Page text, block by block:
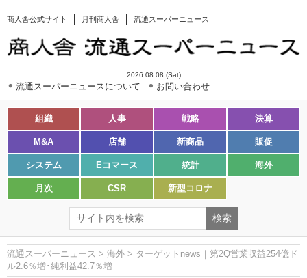
商人舎公式サイト 月刊商人舎 流通スーパーニュース
2026.08.08 (Sat)
流通スーパーニュースについて お問い合わせ
組織 人事 戦略 決算
M&A 店舗 新商品 販促
システム Eコマース 統計 海外
月次 CSR 新型コロナ
流通スーパーニュース > 海外 > ターゲットnews｜第2Q営業収益254億ド
ル2.6％増･純利益42.7％増